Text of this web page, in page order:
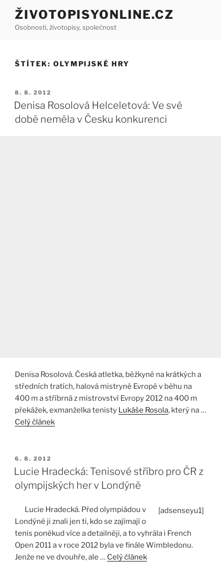
Přejít
obsahu
ŽIVOTOPISYONLINE.CZ
Osobnosti, životopisy, společnost
ŠTÍTEK: OLYMPIJSKÉ HRY
PUBLIKOVÁNO
8. 8. 2012
Denisa Rosolová Helceletová: Ve své
době neměla v Česku konkurenci
Denisa Rosolová. Česká atletka, běžkyně na krátkých a
středních tratích, halová mistryně Evropě v běhu na
400 m a stříbrná z mistrovství Evropy 2012 na 400 m
překážek, exmanželka tenisty Lukáše Rosola, který na …
Celý článek
PUBLIKOVÁNO
6. 8. 2012
Lucie Hradecká: Tenisové stříbro pro ČR z
olympijských her v Londýně
[adsenseyu1]
Lucie Hradecká. Před olympiádou v
Londýně ji znali jen ti, kdo se zajímají o
tenis poněkud více a detailněji, a to vyhrála i French
Open 2011 a v roce 2012 byla ve finále Wimbledonu.
Jenže ne ve dvouhře, ale … Celý článek